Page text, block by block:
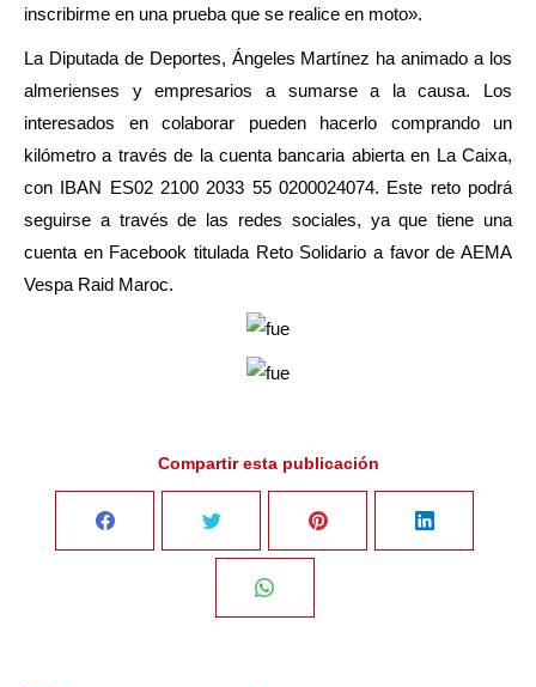
inscribirme en una prueba que se realice en moto».
La Diputada de Deportes, Ángeles Martínez ha animado a los
almerienses y empresarios a sumarse a la causa. Los
interesados en colaborar pueden hacerlo comprando un
kilómetro a través de la cuenta bancaria abierta en La Caixa,
con IBAN ES02 2100 2033 55 0200024074. Este reto podrá
seguirse a través de las redes sociales, ya que tiene una
cuenta en Facebook titulada Reto Solidario a favor de AEMA
Vespa Raid Maroc.
Compartir esta publicación
Share Share Share